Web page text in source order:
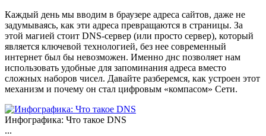
Каждый день мы вводим в браузере адреса сайтов, даже не
задумываясь, как эти адреса превращаются в страницы. За
этой магией стоит DNS-сервер (или просто сервер), который
является ключевой технологией, без нее современный
интернет был бы невозможен. Именно днс позволяет нам
использовать удобные для запоминания адреса вместо
сложных наборов чисел. Давайте разберемся, как устроен этот
механизм и почему он стал цифровым «компасом» Сети.
Инфографика: Что такое DNS
...